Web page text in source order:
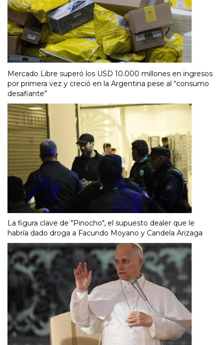
Mercado Libre superó los USD 10.000 millones en ingresos
por primera vez y creció en la Argentina pese al “consumo
desafiante”
La figura clave de "Pinocho", el supuesto dealer que le
habría dado droga a Facundo Moyano y Candela Arizaga